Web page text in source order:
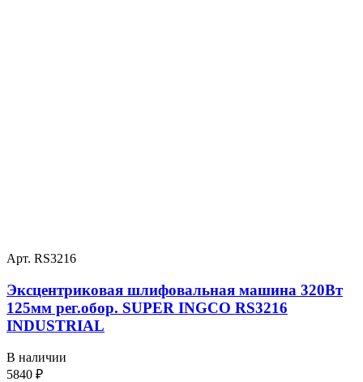
Арт. RS3216
Эксцентриковая шлифовальная машина 320Вт
125мм рег.обор. SUPER INGCO RS3216
INDUSTRIAL
В наличии
5840 ₽